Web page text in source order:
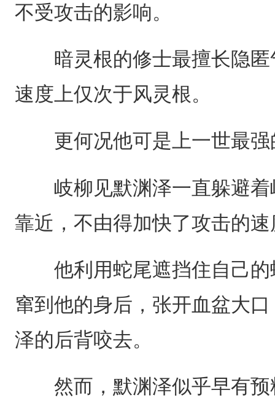
不受攻击的影响。
暗灵根的修士最擅长隐匿
速度上仅次于风灵根。
更何况他可是上一世最强
岐柳见默渊泽一直躲避着
靠近，不由得加快了攻击的速
他利用蛇尾遮挡住自己的
窜到他的身后，张开血盆大
泽的后背咬去。
然而，默渊泽似乎早有预